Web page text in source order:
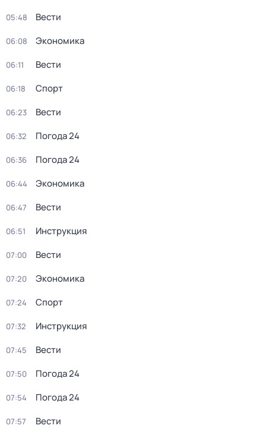
05:48 Вести
06:08 Экономика
06:11 Вести
06:18 Спорт
06:23 Вести
06:32 Погода 24
06:36 Погода 24
06:44 Экономика
06:47 Вести
06:51 Инструкция
07:00 Вести
07:20 Экономика
07:24 Спорт
07:32 Инструкция
07:45 Вести
07:50 Погода 24
07:54 Погода 24
07:57 Вести